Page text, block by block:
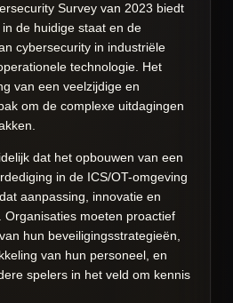
Survey van 2023 biedt
de huidige staat en de
cybersecurity in industriële
technologie. Het
van een veelzijdige en
om de complexe uitdagingen
dat het opbouwen van een
in de ICS/OT-omgeving
aanpassing, innovatie en
Organisaties moeten proactief
hun beveiligingsstrategieën,
van hun personeel, en
spelers in het veld om kennis